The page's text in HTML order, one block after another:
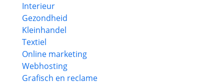
Interieur
Gezondheid
Kleinhandel
Textiel
Online marketing
Webhosting
Grafisch en reclame